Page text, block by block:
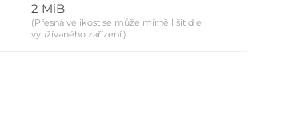
2 MiB
(Přesná velikost se může mírně lišit dle
využívaného zařízení.)